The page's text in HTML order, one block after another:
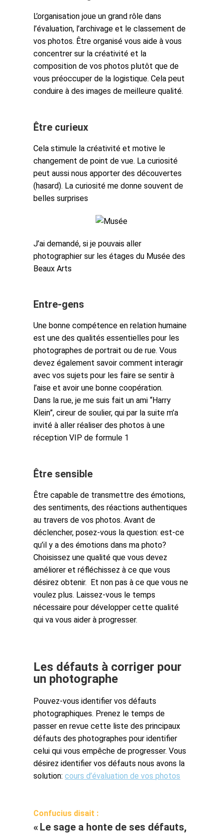
L’organisation joue un grand rôle dans
l’évaluation, l’archivage et le classement de
vos photos. Être organisé vous aide à vous
concentrer sur la créativité et la
composition de vos photos plutôt que de
vous préoccuper de la logistique. Cela peut
conduire à des images de meilleure qualité.
Être curieux
Cela stimule la créativité et motive le
changement de point de vue. La curiosité
peut aussi nous apporter des découvertes
(hasard). La curiosité me donne souvent de
belles surprises
J’ai demandé, si je pouvais aller
photographier sur les étages du Musée des
Beaux Arts
Entre-gens
Une bonne compétence en relation humaine
est une des qualités essentielles pour les
photographes de portrait ou de rue. Vous
devez également savoir comment interagir
avec vos sujets pour les faire se sentir à
l’aise et avoir une bonne coopération.
Dans la rue, je me suis fait un ami “Harry
Klein”, cireur de soulier, qui par la suite m’a
invité à aller réaliser des photos à une
réception VIP de formule 1
Être sensible
Être capable de transmettre des émotions,
des sentiments, des réactions authentiques
au travers de vos photos. Avant de
déclencher, posez-vous la question: est-ce
qu’il y a des émotions dans ma photo?
Choisissez une qualité que vous devez
améliorer et réfléchissez à ce que vous
désirez obtenir. Et non pas à ce que vous ne
voulez plus. Laissez-vous le temps
nécessaire pour développer cette qualité
qui va vous aider à progresser.
Les défauts à corriger pour
un photographe
Pouvez-vous identifier vos défauts
photographiques. Prenez le temps de
passer en revue cette liste des principaux
défauts des photographes pour identifier
celui qui vous empêche de progresser. Vous
désirez identifier vos défauts nous avons la
solution:cours d’évaluation de vos photos
Confucius disait :
« Le sage a honte de ses défauts,